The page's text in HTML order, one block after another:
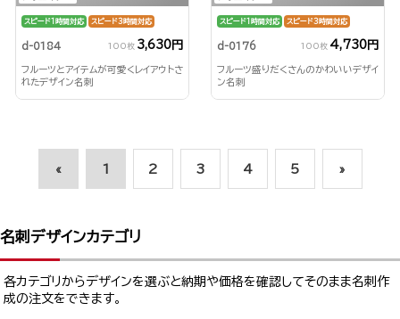
スピード1時間対応 スピード3時間対応
d-0184 100枚 3,630円
フルーツとアイテムが可愛くレイアウトさ
れたデザイン名刺
スピード1時間対応 スピード3時間対応
d-0176 100枚 4,730円
フルーツ盛りだくさんのかわいいデザイ
ン名刺
« 1 2 3 4 5 »
名刺デザインカテゴリ
各カテゴリからデザインを選ぶと納期や価格を確認してそのまま名刺作
成の注文をできます。